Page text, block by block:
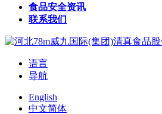
食品安全资讯
联系我们
语言
导航
English
中文简体